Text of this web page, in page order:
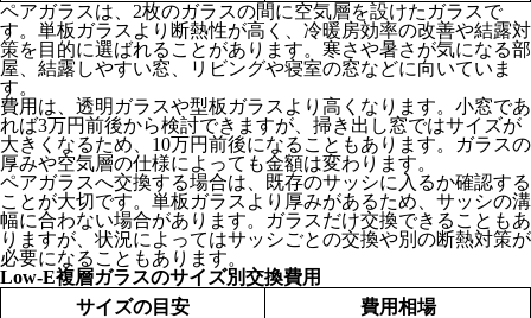
ペアガラスは、2枚のガラスの間に空気層を設けたガラスで
す。単板ガラスより断熱性が高く、冷暖房効率の改善や結露対
策を目的に選ばれることがあります。寒さや暑さが気になる部
屋、結露しやすい窓、リビングや寝室の窓などに向いていま
す。
費用は、透明ガラスや型板ガラスより高くなります。小窓であ
れば3万円前後から検討できますが、掃き出し窓ではサイズが
大きくなるため、10万円前後になることもあります。ガラスの
厚みや空気層の仕様によっても金額は変わります。
ペアガラスへ交換する場合は、既存のサッシに入るか確認する
ことが大切です。単板ガラスより厚みがあるため、サッシの溝
幅に合わない場合があります。ガラスだけ交換できることもあ
りますが、状況によってはサッシごとの交換や別の断熱対策が
必要になることもあります。
Low-E複層ガラスのサイズ別交換費用
サイズの目安
費用相場